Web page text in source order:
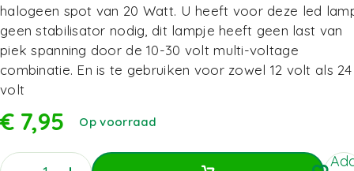
halogeen spot van 20 Watt. U heeft voor deze led
geen stabilisator nodig, dit lampje heeft geen last van
piek spanning door de 10-30 volt multi-voltage
combinatie. En is te gebruiken voor zowel 12 volt als 24
volt
€7,95 Op voorraad